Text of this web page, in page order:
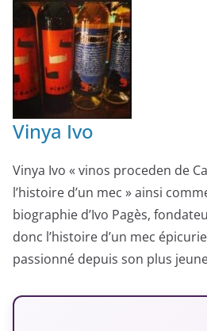
Vinya Ivo
Vinya Ivo « vinos proceden de
l’histoire d’un mec » ainsi
biographie d’Ivo Pagès,
donc l’histoire d’un mec
passionné depuis son plus